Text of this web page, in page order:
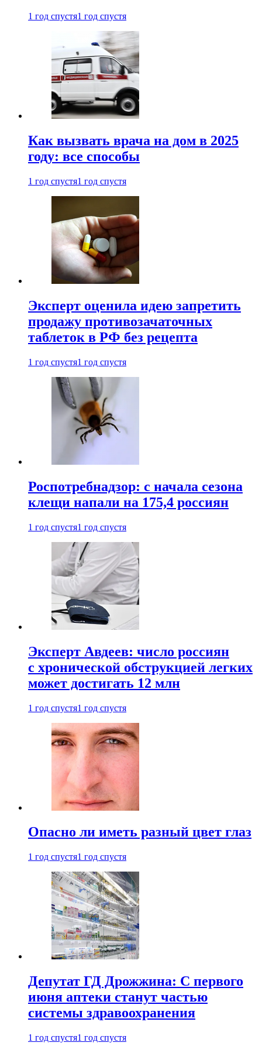
1 год спустя1 год спустя
Как вызвать врача на дом в 2025
году: все способы
1 год спустя1 год спустя
Эксперт оценила идею запретить
продажу противозачаточных
таблеток в РФ без рецепта
1 год спустя1 год спустя
Роспотребнадзор: с начала сезона
клещи напали на 175,4 россиян
1 год спустя1 год спустя
Эксперт Авдеев: число россиян
с хронической обструкцией легких
может достигать 12 млн
1 год спустя1 год спустя
Опасно ли иметь разный цвет глаз
1 год спустя1 год спустя
Депутат ГД Дрожжина: С первого
июня аптеки станут частью
системы здравоохранения
1 год спустя1 год спустя